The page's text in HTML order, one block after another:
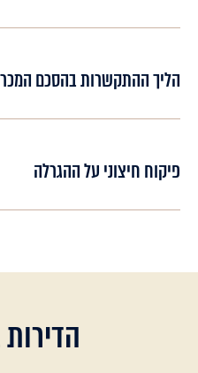
הליך ההתקשרות בהסכם
פיקוח חיצוני על ההגרלה